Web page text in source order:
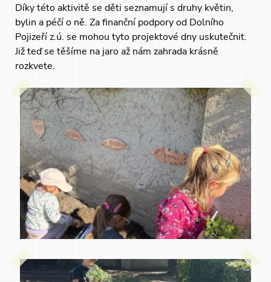
Díky této aktivitě se děti seznamují s druhy květin,
bylin a péčí o ně. Za finanční podpory od Dolního
Pojizeří z.ú. se mohou tyto projektové dny uskutečnit.
Již teď se těšíme na jaro až nám zahrada krásně
rozkvete.